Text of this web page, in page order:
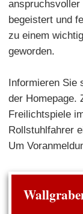
begeistert und
zu einem
geworden.
Informieren Sie
der Homepage.
Freilichtspiele
Rollstuhlfahrer
Um